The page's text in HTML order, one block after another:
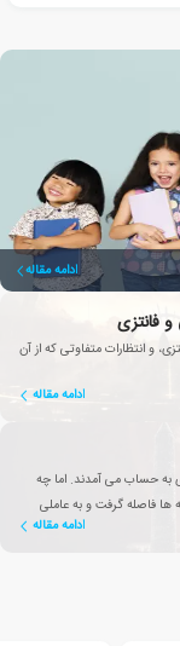
ادامه مقاله
و فانتزی
و انتظارات متفاوتی که از آن
ادامه مقاله
به حساب می آمدند. اما چه
ها فاصله گرفت و به عاملی
ادامه مقاله